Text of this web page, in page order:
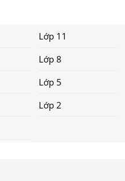
Lớp 11
Lớp 8
Lớp 5
Lớp 2